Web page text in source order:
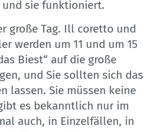
und sie funktioniert.
große Tag. Ill coretto und
werden um 11 und um 15
Biest“ auf die große
und Sie sollten sich das
lassen. Sie müssen keine
es bekanntlich nur im
auch, in Einzelfällen, in